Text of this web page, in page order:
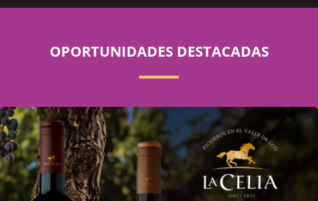
OPORTUNIDADES DESTACADAS